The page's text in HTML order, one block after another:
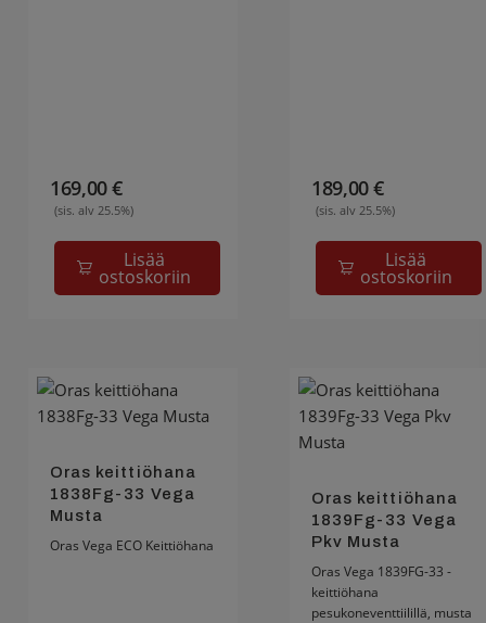
Lisää
ostoskoriin
169,00€
(sis. alv 25.5%)
Lisää
ostoskoriin
189,00€
(sis. alv 25.5%)
Oras keittiöhana
1838Fg-33 Vega
Musta
Oras Vega ECO Keittiöhana
Oras keittiöhana
1839Fg-33 Vega
Pkv Musta
Oras Vega 1839FG-33 -
keittiöhana
pesukoneventtiilillä, musta